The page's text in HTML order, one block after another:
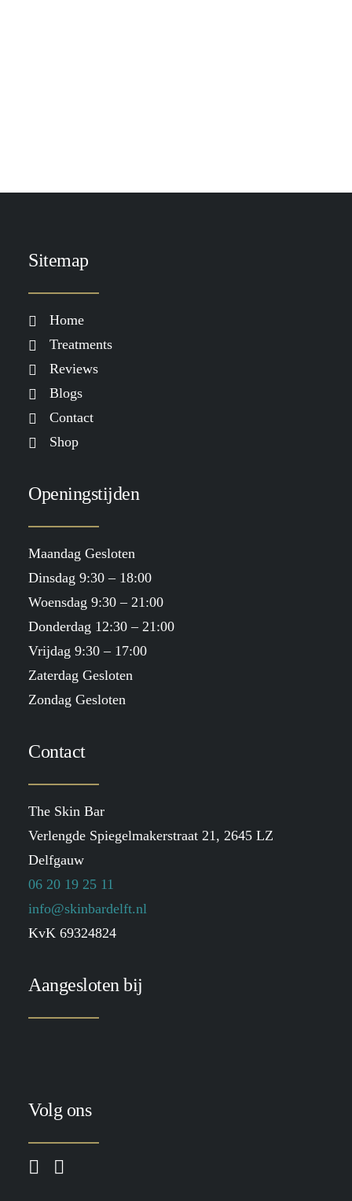
Sitemap
Home
Treatments
Reviews
Blogs
Contact
Shop
Openingstijden
Maandag Gesloten
Dinsdag 9:30 – 18:00
Woensdag 9:30 – 21:00
Donderdag 12:30 – 21:00
Vrijdag 9:30 – 17:00
Zaterdag Gesloten
Zondag Gesloten
Contact
The Skin Bar
Verlengde Spiegelmakerstraat 21, 2645 LZ
Delfgauw
06 20 19 25 11
info@skinbardelft.nl
KvK 69324824
Aangesloten bij
Volg ons